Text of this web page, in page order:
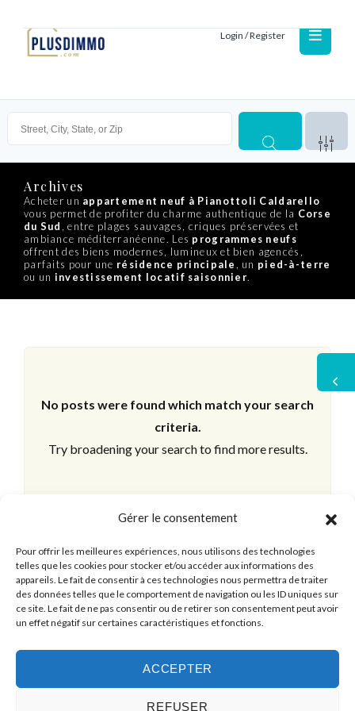
Gérer le consentement
Pour offrir les meilleures expériences, nous utilisons des technologies
telles que les cookies pour stocker et/ou accéder aux informations des
appareils. Le fait de consentir à ces technologies nous permettra de traiter
des données telles que le comportement de navigation ou les ID uniques sur
ce site. Le fait de ne pas consentir ou de retirer son consentement peut avoir
un effet négatif sur certaines caractéristiques et fonctions.
ACCEPTER
REFUSER
Login / Register
Archives
Acheter un appartement neuf à Pianottoli Caldarello
vous permet de profiter du charme authentique de la Corse
du Sud
, entre plages sauvages, criques préservées et
ambiance méditerranéenne. Les programmes neufs
offrent des biens modernes, lumineux et bien agencés,
parfaits pour une résidence principale , un pied-à-terre
ou un investissement locatif saisonnier.
No posts were found which match your search
criteria.
Try broadening your search to find more results.